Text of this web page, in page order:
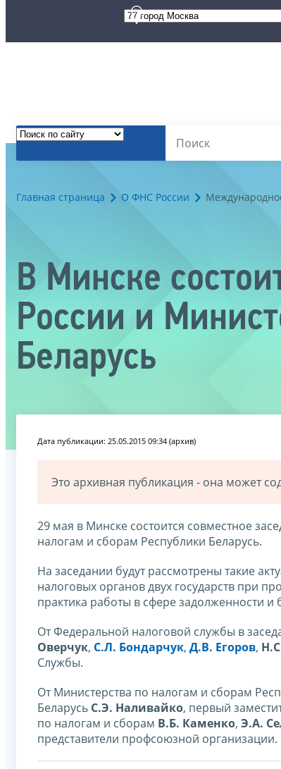
Главная страница О ФНС России
В Минске
России и
Беларусь
Дата публикации: 25.05.2015 09:34 (архив)
Это архивная публикация - она может
29 мая в Минске состоится совместное
налогам и сборам Республики Беларусь.
На заседании будут рассмотрены такие
налоговых органов двух государств при
практика работы в сфере задолженности
От Федеральной налоговой службы в
Оверчук, С.Л. Бондарчук, Д.В. Егоров,
Службы.
От Министерства по налогам и сборам
Беларусь С.Э. Наливайко, первый
по налогам и сборам В.Б. Каменко, Э.А.
представители профсоюзной организации.